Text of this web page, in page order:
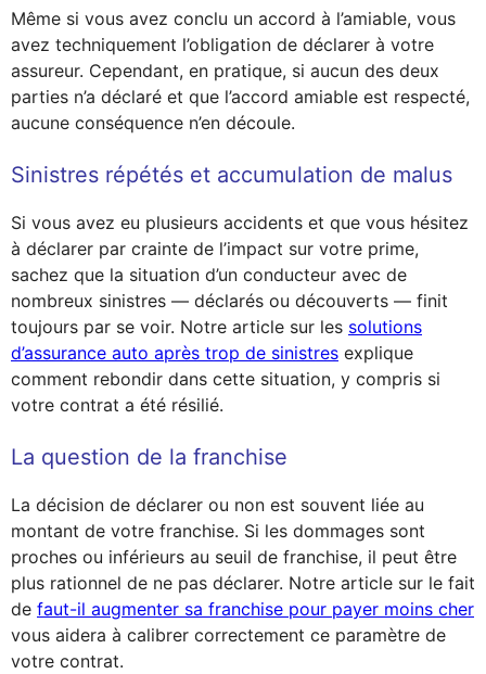
Même si vous avez conclu un accord à l’amiable, vous
avez techniquement l’obligation de déclarer à votre
assureur. Cependant, en pratique, si aucun des deux
parties n’a déclaré et que l’accord amiable est respecté,
aucune conséquence n’en découle.
Sinistres répétés et accumulation de malus
Si vous avez eu plusieurs accidents et que vous hésitez
à déclarer par crainte de l’impact sur votre prime,
sachez que la situation d’un conducteur avec de
nombreux sinistres — déclarés ou découverts — finit
toujours par se voir. Notre article sur les solutions
d’assurance auto après trop de sinistres explique
comment rebondir dans cette situation, y compris si
votre contrat a été résilié.
La question de la franchise
La décision de déclarer ou non est souvent liée au
montant de votre franchise. Si les dommages sont
proches ou inférieurs au seuil de franchise, il peut être
plus rationnel de ne pas déclarer. Notre article sur le fait
de faut-il augmenter sa franchise pour payer moins cher
vous aidera à calibrer correctement ce paramètre de
votre contrat.